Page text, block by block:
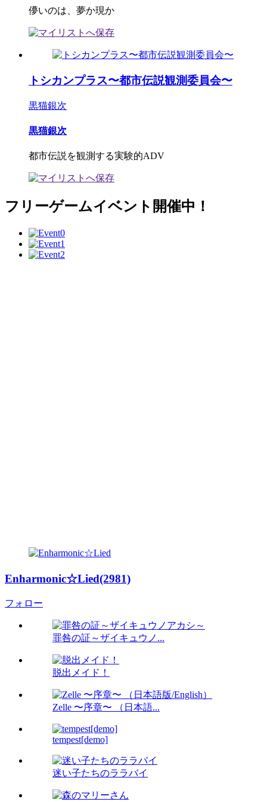
儚いのは、夢か現か
トシカンプラス〜都市伝説観測委員会〜
黒猫銀次
黒猫銀次
都市伝説を観測する実験的ADV
フリーゲームイベント開催中！
Enharmonic☆Lied(2981)
フォロー
罪咎の証～ザイキュウノ...
脱出メイド！
Zelle 〜序章〜 （日本語...
tempest[demo]
迷い子たちのララバイ